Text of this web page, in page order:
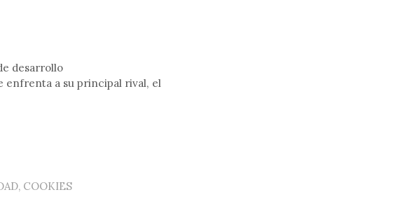
desarrollo
enfrenta a su principal rival, el
COOKIES